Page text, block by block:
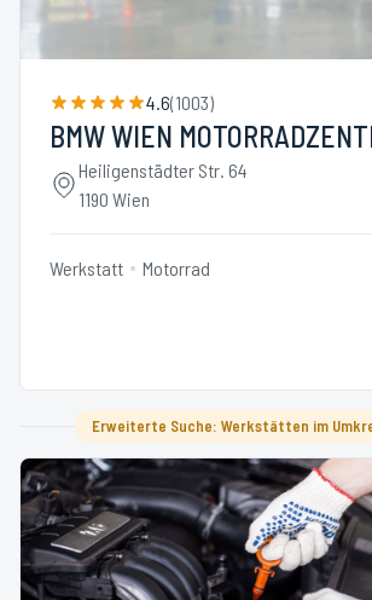
4.6(1003)
BMW WIEN
Heiligenstädter Str. 64
1190 Wien
Werkstatt Motorrad
Erweiterte Suche: Werkstätten im